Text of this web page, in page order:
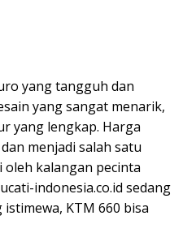
yang tangguh dan
yang sangat menarik,
yang lengkap. Harga
menjadi salah satu
kalangan pecinta
indonesia.co.id sedang
KTM 660 bisa